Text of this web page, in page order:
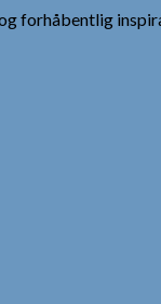
forhåbentlig